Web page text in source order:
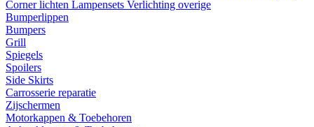
Corner lichten Lampensets Verlichting overige
Bumperlippen
Bumpers
Grill
Spiegels
Spoilers
Side Skirts
Carrosserie reparatie
Zijschermen
Motorkappen & Toebehoren